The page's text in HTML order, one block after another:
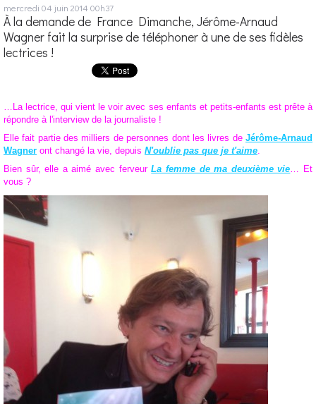
mercredi 04 juin 2014 00h37
À la demande de France Dimanche, Jérôme-Arnaud
Wagner fait la surprise de téléphoner à une de ses fidèles
lectrices !
…La lectrice, qui vient le voir avec ses enfants et petits-enfants est prête à
répondre à l'interview de la journaliste !
Elle fait partie des milliers de personnes dont les livres de Jérôme-Arnaud
Wagner ont changé la vie, depuis N'oublie pas que je t'aime
Bien sûr, elle a aimé avec ferveurLa femme de ma deuxième vie … Et
vous ?